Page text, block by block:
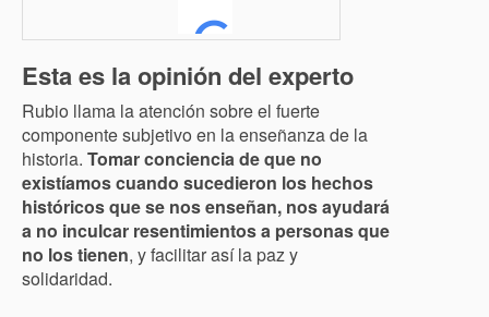
Esta es la opinión del experto
Rubio llama la atención sobre el fuerte
componente subjetivo en la enseñanza de la
historia. Tomar conciencia de que no
existíamos cuando sucedieron los hechos
históricos que se nos enseñan, nos ayudará
a no inculcar resentimientos a personas que
no los tienen, y facilitar así la paz y
solidaridad.